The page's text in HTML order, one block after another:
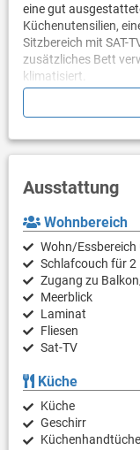
eine gut
Küchenutensilien,
Sitzbereich mit SAT-
zusätzliches Bett
klimatisiert.
Vom
Sommermorgen ihr
erlaubt. Okrug ist mit
Ausstattung
Wohnbereich
Wohn/Essbereich
Schlafcouch für 2
Zugang zu
Meerblick
Laminat
Fliesen
Sat-TV
Küche
Küche
Geschirr